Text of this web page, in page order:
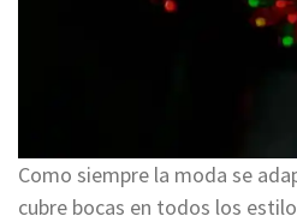
Como siempre la moda se
cubre bocas en todos los